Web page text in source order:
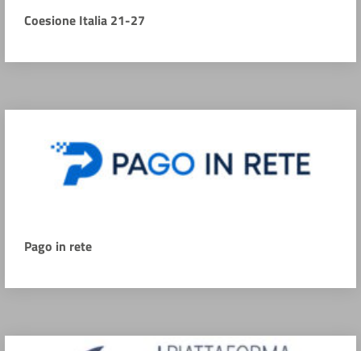
Coesione Italia 21-27
Pago in rete